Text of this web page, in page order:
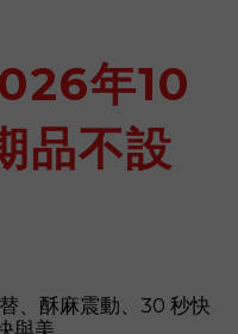
年10
品不設
、酥麻震動、30 秒快
美。